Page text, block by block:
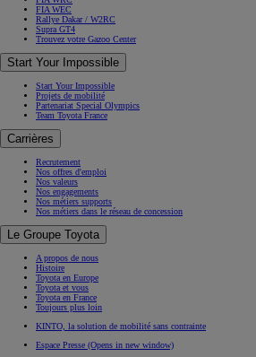
FIA WEC
Rallye Dakar / W2RC
Supra GT4
Trouvez votre Gazoo Center
Start Your Impossible
Start Your Impossible
Projets de mobilité
Partenariat Special Olympics
Team Toyota France
Carrières
Recrutement
Nos offres d'emploi
Nos valeurs
Nos engagements
Nos métiers supports
Nos métiers dans le réseau de concession
Le Groupe Toyota
A propos de nous
Histoire
Toyota en Europe
Toyota et vous
Toyota en France
Toujours plus loin
KINTO, la solution de mobilité sans contrainte
Espace Presse (Opens in new window)